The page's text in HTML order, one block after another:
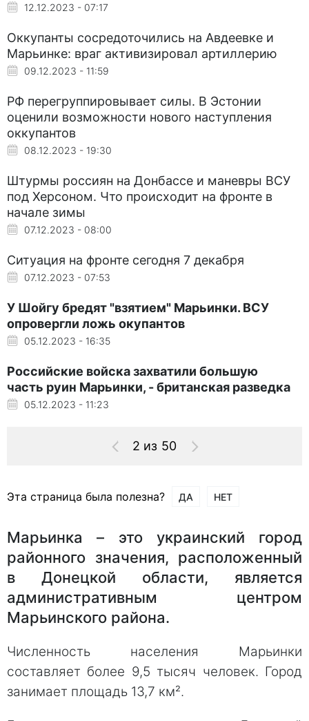
12.12.2023 - 07:17
Оккупанты сосредоточились на Авдеевке и
Марьинке: враг активизировал артиллерию
09.12.2023 - 11:59
РФ перегруппировывает силы. В Эстонии
оценили возможности нового наступления
оккупантов
08.12.2023 - 19:30
Штурмы россиян на Донбассе и маневры ВСУ
под Херсоном. Что происходит на фронте в
начале зимы
07.12.2023 - 08:00
Ситуация на фронте сегодня 7 декабря
07.12.2023 - 07:53
У Шойгу бредят "взятием" Марьинки. ВСУ
опровергли ложь окупантов
05.12.2023 - 16:35
Российские войска захватили большую
часть руин Марьинки, - британская разведка
05.12.2023 - 11:23
2 из 50
Эта страница была полезна? ДА НЕТ
Марьинка – это украинский город
районного значения, расположенный
в Донецкой области, является
административным центром
Марьинского района.
Численность населения Марьинки
составляет более 9,5 тысяч человек. Город
занимает площадь 13,7 км².